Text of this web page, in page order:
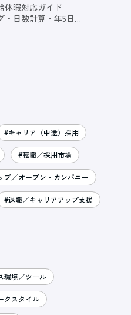
休暇対応ガイド
・日数計算・年5日…
#キャリア（中途）採用
#転職／採用市場
プ／オープン・カンパニー
#退職／キャリアアップ支援
環境／ツール
クスタイル